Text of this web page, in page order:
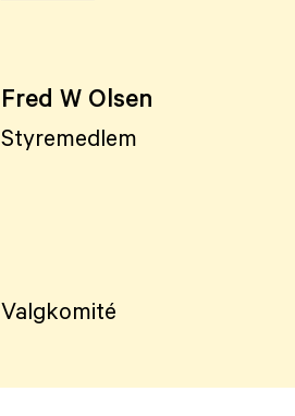
Fred W Olsen
Styremedlem
Valgkomité